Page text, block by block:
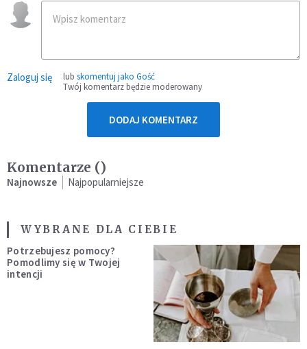
Zaloguj się lub skomentuj jako Gość
Twój komentarz będzie moderowany
DODAJ KOMENTARZ
Komentarze ()
Najnowsze Najpopularniejsze
WYBRANE DLA CIEBIE
Potrzebujesz pomocy?
Pomodlimy się w Twojej
intencji